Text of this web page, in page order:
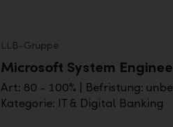
LLB-Gruppe
Microsoft System
Art: 80 - 100% | Befristung:
Kategorie: IT & Digital Banking